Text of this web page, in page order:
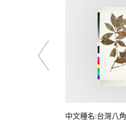
中文種名:台灣八角